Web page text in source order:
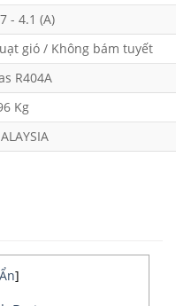
- 4.1 (A)
gió / Không bám tuyết
R404A
Kg
Ẩn]